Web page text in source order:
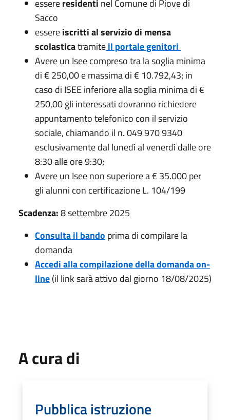
essereresidenti nel Comune di Piove di
Sacco
essereiscritti al servizio di mensa
scolasticatramiteil portale genitori
Avere un Isee compreso tra la soglia minima
di € 250,00 e massima di € 10.792,43; in
caso di ISEE inferiore alla soglia minima di €
250,00 gli interessati dovranno richiedere
appuntamento telefonico con il servizio
sociale, chiamando il n. 049 970 9340
esclusivamente dal lunedì al venerdì dalle ore
8:30 alle ore 9:30;
Avere un Isee non superiore a € 35.000 per
gli alunni con certificazione L. 104/199
Scadenza:8 settembre 2025
Consulta il bando prima di compilare la
domanda
Accedi alla compilazione della domanda on-
line(il link sarà attivo dal giorno 18/08/2025)
A cura di
Pubblica istruzione